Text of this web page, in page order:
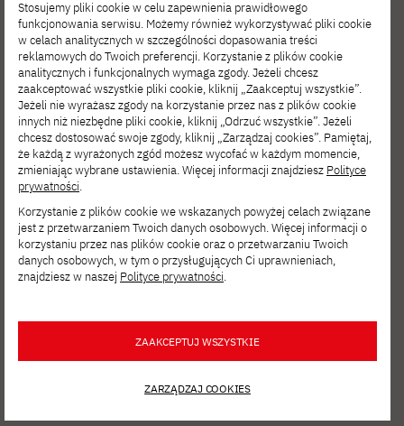
Zobacz inne
aktualności
Stosujemy pliki cookie w celu zapewnienia prawidłowego
funkcjonowania serwisu. Możemy również wykorzystywać pliki cookie
w celach analitycznych w szczególności dopasowania treści
reklamowych do Twoich preferencji. Korzystanie z plików cookie
analitycznych i funkcjonalnych wymaga zgody. Jeżeli chcesz
zaakceptować wszystkie pliki cookie, kliknij „Zaakceptuj wszystkie”.
Jeżeli nie wyrażasz zgody na korzystanie przez nas z plików cookie
innych niż niezbędne pliki cookie, kliknij „Odrzuć wszystkie”. Jeżeli
chcesz dostosować swoje zgody, kliknij „Zarządzaj cookies”. Pamiętaj,
że każdą z wyrażonych zgód możesz wycofać w każdym momencie,
zmieniając wybrane ustawienia. Więcej informacji znajdziesz Polityce
prywatności.
Korzystanie z plików cookie we wskazanych powyżej celach związane
jest z przetwarzaniem Twoich danych osobowych. Więcej informacji o
korzystaniu przez nas plików cookie oraz o przetwarzaniu Twoich
danych osobowych, w tym o przysługujących Ci uprawnieniach,
znajdziesz w naszej Polityce prywatności.
ZAAKCEPTUJ WSZYSTKIE
ZARZĄDZAJ COOKIES